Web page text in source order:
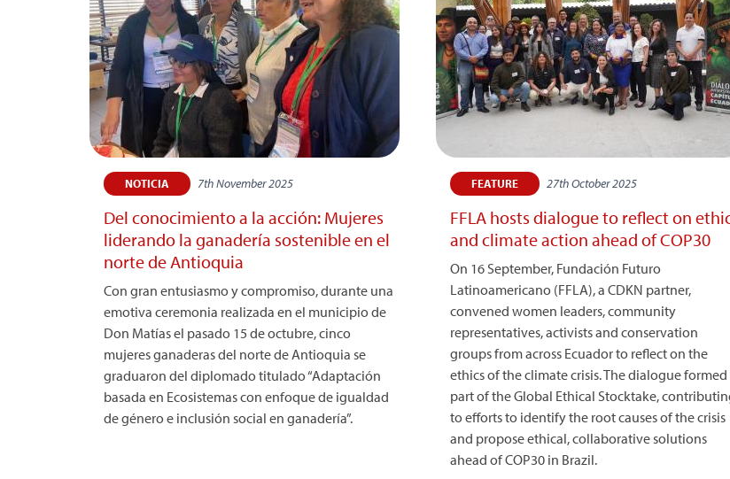
NOTICIA 7th November 2025
Del conocimiento a la acción: Mujeres
liderando la ganadería sostenible en el
norte de Antioquia
Con gran entusiasmo y compromiso, durante una
emotiva ceremonia realizada en el municipio de
Don Matías el pasado 15 de octubre, cinco
mujeres ganaderas del norte de Antioquia se
graduaron del diplomado titulado “Adaptación
basada en Ecosistemas con enfoque de igualdad
de género e inclusión social en ganadería”.
FEATURE 27th October 2025
FFLA hosts dialogue to reflect on
and climate action ahead of COP30
On 16 September, Fundación Futuro
Latinoamericano (FFLA), a CDKN partner,
convened women leaders, community
representatives, activists and conservation
groups from across Ecuador to reflect on the
ethics of the climate crisis. The dialogue formed
part of the Global Ethical Stocktake,
to efforts to identify the root causes of the crisis
and propose ethical, collaborative solutions
ahead of COP30 in Brazil.